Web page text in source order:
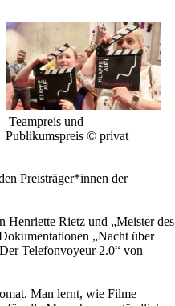
Teampreis und
Publikumspreis © privat
Preisträger*innen der
Henriette Rietz und „Meister des
„Nacht über
Telefonvoyeur 2.0“ von
Man lernt, wie Filme